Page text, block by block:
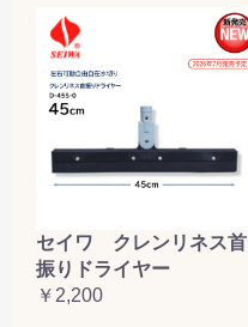
セイワ クレンリネス首
振りドライヤー
￥2,200